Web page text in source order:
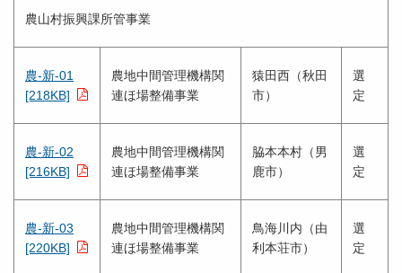
農山村振興課所管事業
農-新-01
[218KB]
農地中間管理機構関
連ほ場整備事業
猿田西（秋田
市）
選
定
農-新-02
[216KB]
農地中間管理機構関
連ほ場整備事業
脇本本村（男
鹿市）
選
定
農-新-03
[220KB]
農地中間管理機構関
連ほ場整備事業
鳥海川内（由
利本荘市）
選
定